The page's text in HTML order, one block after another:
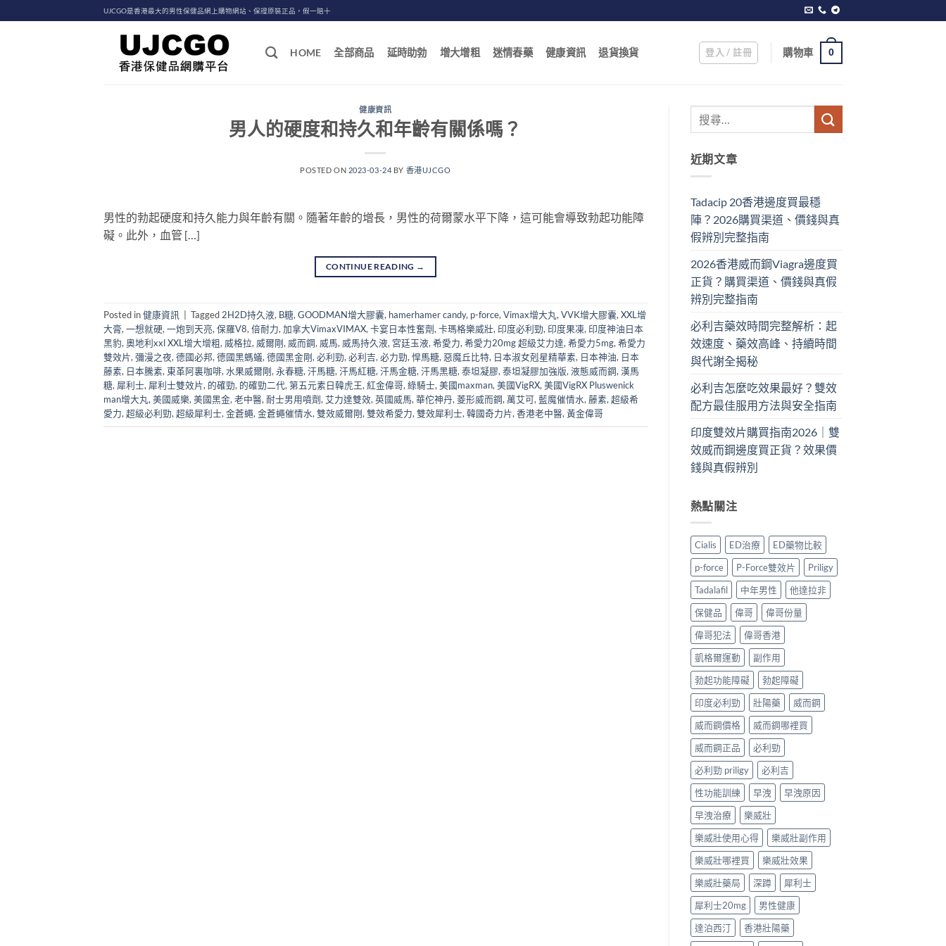
to
UJCGO是香港最大的男性保健品網上購物網站、保證原裝正品，假一賠十
HOME 全部商品 延時助勃 增大增粗 迷情春藥 健康資訊 退貨換貨 登入 / 註冊 購物車 0
健康資訊
男人的硬度和持久和年齡有關係嗎？
POSTED ON 2023-03-24 BY 香港UJCGO
男性的勃起硬度和持久能力與年齡有關。隨著年齡的增長，男性的荷爾蒙水平下降，這可能會導致勃起功能障
礙。此外，血管 […]
CONTINUE READING →
Posted in健康資訊 Tagged 2H2D持久液, B糖, GOODMAN增大膠囊, hamerhamer candy, p-force, Vimax增大丸, VVK增大膠囊, XXL增
大膏, 一想就硬, 一炮到天亮, 保羅V8, 倍耐力, 加拿大VimaxVIMAX, 卡宴日本性奮劑, 卡瑪格樂威壯, 印度必利勁, 印度果凍, 印度神油日本
黑豹, 奧地利xxl XXL增大增粗, 威格拉, 威爾剛, 威而鋼, 威馬, 威馬持久液, 宮廷玉液, 希愛力, 希愛力20mg 超級艾力達, 希愛力5mg, 希愛力
雙效片, 彌漫之夜, 德國必邦, 德國黑螞蟻, 德國黑金剛, 必利勁, 必利吉, 必力勁, 悍馬糖, 惡魔丘比特, 日本淑女剋星精華素, 日本神油, 日本
藤素, 日本騰素, 東革阿裏咖啡, 水果威爾剛, 永春糖, 汗馬糖, 汗馬紅糖, 汗馬金糖, 汗馬黑糖, 泰坦凝膠, 泰坦凝膠加強版, 液態威而鋼, 漢馬
糖, 犀利士, 犀利士雙效片, 的確勁, 的確勁二代, 第五元素日韓虎王, 紅金偉哥, 綠騎士, 美國maxman, 美國VigRX, 美國VigRX Pluswenick
man增大丸, 美國威樂, 美國黑金, 老中醫, 耐士男用噴劑, 艾力達雙效, 英國威馬, 華佗神丹, 菱形威而鋼, 萬艾可, 藍魔催情水, 藤素, 超級希
愛力, 超級必利勁, 超級犀利士, 金蒼蠅, 金蒼蠅催情水, 雙效威爾剛, 雙效希愛力, 雙效犀利士, 韓國奇力片, 香港老中醫, 黃金偉哥
近期文章
Tadacip 20香港邊度買最穩
陣？2026購買渠道、價錢與真
假辨別完整指南
2026香港威而鋼Viagra邊度買
正貨？購買渠道、價錢與真假
辨別完整指南
必利吉藥效時間完整解析：起
效速度、藥效高峰、持續時間
與代謝全揭秘
必利吉怎麼吃效果最好？雙效
配方最佳服用方法與安全指南
印度雙效片購買指南2026｜雙
效威而鋼邊度買正貨？效果價
錢與真假辨別
熱點關注
Cialis ED治療
ED藥物比較
p-force
P-Force雙效片
Priligy
Tadalafil
中年男性
他達拉非
保健品
偉哥
偉哥份量
偉哥犯法
偉哥香港
凱格爾運動
副作用
勃起功能障礙
勃起障礙
印度必利勁
壯陽藥
威而鋼
威而鋼價格
威而鋼哪裡買
威而鋼正品
必利勁
必利勁 priligy
必利吉
性功能訓練
早洩
早洩原因
早洩治療
樂威壯
樂威壯使用心得
樂威壯副作用
樂威壯哪裡買
樂威壯效果
樂威壯藥局
深蹲
犀利士
犀利士20mg
男性健康
達泊西汀
香港壯陽藥